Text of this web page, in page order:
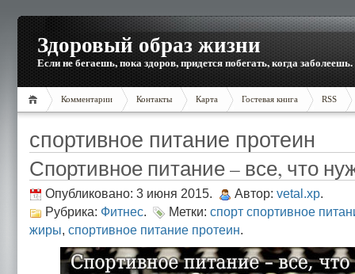
Здоровый образ жизни
Если не бегаешь, пока здоров, придется побегать, когда заболеешь.
Комментарии Контакты Карта Гостевая книга RSS
спортивное питание протеин
Спортивное питание – все, что
Опубликовано: 3 июня 2015. Автор: vetal.xp.
Рубрика: Фитнес. Метки: спорт спортивное
жиры, спортивное питание протеин.